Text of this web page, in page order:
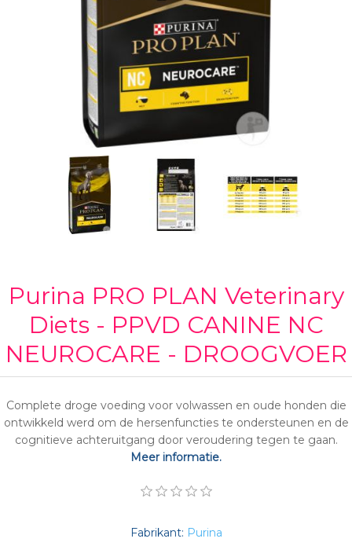
Purina PRO PLAN Veterinary
Diets - PPVD CANINE NC
NEUROCARE - DROOGVOER
Complete droge voeding voor volwassen en oude honden die
ontwikkeld werd om de hersenfuncties te ondersteunen en de
cognitieve achteruitgang door veroudering tegen te gaan.
Meer informatie.
Fabrikant: Purina